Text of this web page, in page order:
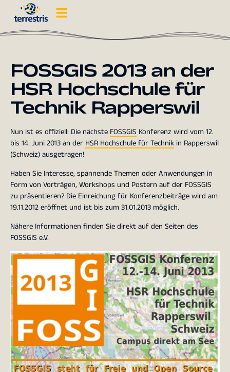
FOSSGIS 2013 an der
HSR Hochschule für
Technik Rapperswil
Nun ist es offiziell: Die nächste FOSSGIS Konferenz wird vom 12.
bis 14. Juni 2013 an der HSR Hochschule für Technik in Rapperswil
(Schweiz) ausgetragen!
Haben Sie Interesse, spannende Themen oder Anwendungen in
Form von Vorträgen, Workshops und Postern auf der FOSSGIS
zu präsentieren? Die Einreichung für Konferenzbeiträge wird am
19.11.2012 eröffnet und ist bis zum 31.01.2013 möglich.
Nähere Informationen finden Sie direkt auf den Seiten des
FOSSGIS e.V.